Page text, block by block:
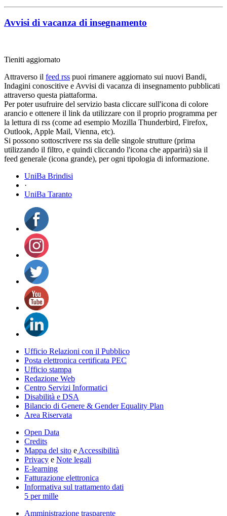
Avvisi di vacanza di insegnamento
Tieniti aggiornato
Attraverso il feed rss puoi rimanere aggiornato sui nuovi Bandi,
Indagini conoscitive e Avvisi di vacanza di insegnamento pubblicati
attraverso questa piattaforma.
Per poter usufruire del servizio basta cliccare sull'icona di colore
arancio e ottenere il link da utilizzare con il proprio programma per
la lettura di rss (come ad esempio Mozilla Thunderbird, Firefox,
Outlook, Apple Mail, Vienna, etc).
Si possono sottoscrivere rss sia delle singole strutture (prima
utilizzando il filtro, e quindi cliccando l'icona che apparirà) sia il
feed generale (icona grande), per ogni tipologia di informazione.
UniBa Brindisi
·
UniBa Taranto
Ufficio Relazioni con il Pubblico
Posta elettronica certificata PEC
Ufficio stampa
Redazione Web
Centro Servizi Informatici
Disabilità e DSA
Bilancio di Genere & Gender Equality Plan
Area Riservata
Open Data
Credits
Mappa del sito e Accessibilità
Privacy e Note legali
E-learning
Fatturazione elettronica
Informativa sul trattamento dati
5 per mille
Amministrazione trasparente